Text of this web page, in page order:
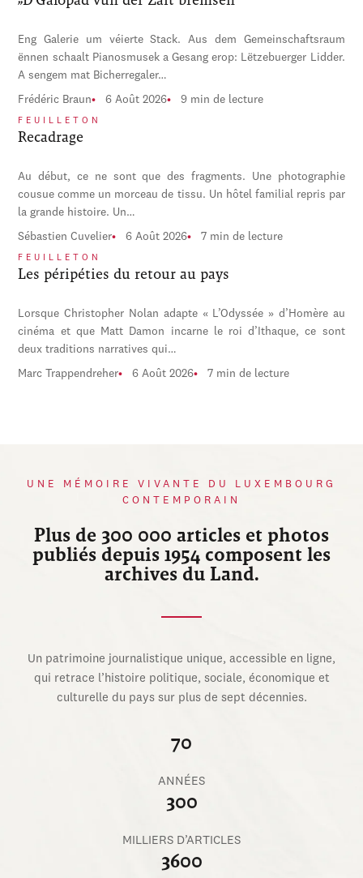
Eng Galerie um véierte Stack. Aus dem Gemeinschaftsraum
ënnen schaalt Pianosmusek a Gesang erop: Lëtzebuerger Lidder.
A sengem mat Bicherregaler…
Frédéric Braun 6 Août 2026 9 min de lecture
FEUILLETON
Recadrage
Au début, ce ne sont que des fragments. Une photographie
cousue comme un morceau de tissu. Un hôtel familial repris par
la grande histoire. Un…
Sébastien Cuvelier 6 Août 2026 7 min de lecture
FEUILLETON
Les péripéties du retour au pays
Lorsque Christopher Nolan adapte « L’Odyssée » d’Homère au
cinéma et que Matt Damon incarne le roi d’Ithaque, ce sont
deux traditions narratives qui…
Marc Trappendreher 6 Août 2026 7 min de lecture
UNE MÉMOIRE VIVANTE DU LUXEMBOURG
CONTEMPORAIN
Plus de 300 000 articles et photos
publiés depuis 1954 composent les
archives du Land.
Un patrimoine journalistique unique, accessible en ligne,
qui retrace l’histoire politique, sociale, économique et
culturelle du pays sur plus de sept décennies.
70
ANNÉES
300
MILLIERS D’ARTICLES
3600